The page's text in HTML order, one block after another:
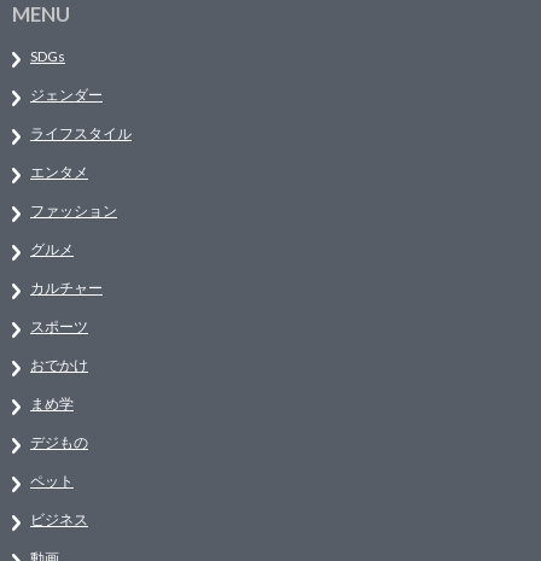
MENU
SDGs
ジェンダー
ライフスタイル
エンタメ
ファッション
グルメ
カルチャー
スポーツ
おでかけ
まめ学
デジもの
ペット
ビジネス